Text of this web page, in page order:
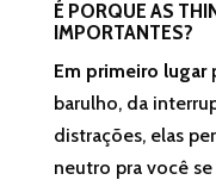
É PORQUE AS
IMPORTANTES?
Em primeiro lugar
barulho, da
distrações, elas
neutro pra você